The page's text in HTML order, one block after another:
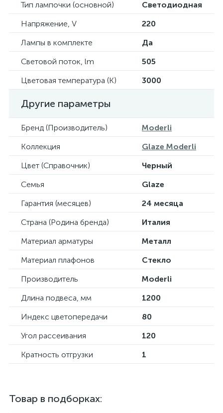
Тип лампочки (основной)
Светодиодная
Напряжение, V
220
Лампы в комплекте
Да
Световой поток, lm
505
Цветовая температура (К)
3000
Другие параметры
Бренд (Производитель)
Moderli
Коллекция
Glaze Moderli
Цвет (Справочник)
Черный
Семья
Glaze
Гарантия (месяцев)
24 месяца
Страна (Родина бренда)
Италия
Материал арматуры
Металл
Материал плафонов
Стекло
Производитель
Moderli
Длина подвеса, мм
1200
Индекс цветопередачи
80
Угол рассеивания
120
Кратность отгрузки
1
Товар в подборках: